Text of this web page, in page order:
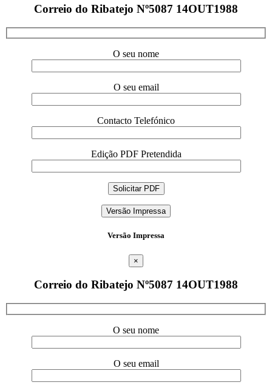
Correio do Ribatejo Nº5087 14OUT1988
O seu nome
O seu email
Contacto Telefónico
Edição PDF Pretendida
Versão Impressa
Versão Impressa
×
Correio do Ribatejo Nº5087 14OUT1988
O seu nome
O seu email